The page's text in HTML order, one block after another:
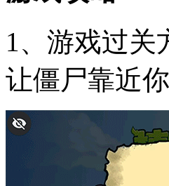
1、游戏过关
让僵尸靠近